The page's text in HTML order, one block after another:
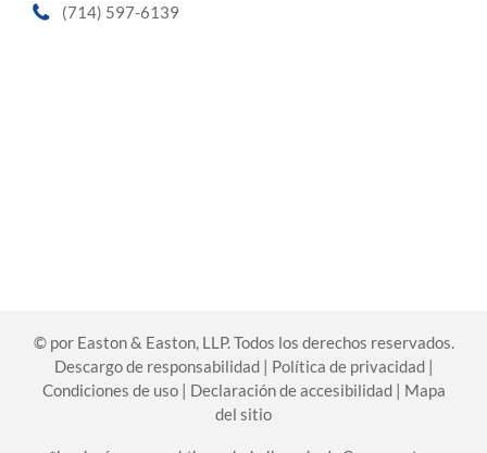
(714) 597-6139
© por Easton & Easton, LLP. Todos los derechos reservados.
Descargo de responsabilidad| Política de privacidad|
Condiciones de uso| Declaración de accesibilidad| Mapa
del sitio